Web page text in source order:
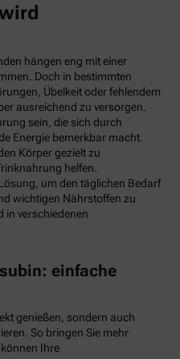
hängen eng mit einer
Doch in bestimmten
Übelkeit oder fehlendem
ausreichend zu versorgen.
sein, die sich durch
Energie bemerkbar macht.
Körper gezielt zu
helfen.
um den täglichen Bedarf
wichtigen Nährstoffen zu
in verschiedenen
einfache
genießen, sondern auch
So bringen Sie mehr
Ihre